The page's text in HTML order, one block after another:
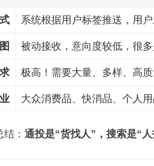
系统根据用户标签推送，用户
被动接收，意向度较低，很多
极高！需要大量、多样、高
大众消费品、快消品、个人
： 通投是“货找人”，搜索是“人